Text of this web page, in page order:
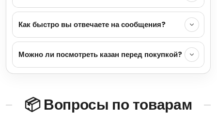
Как быстро вы отвечаете на сообщения?
Можно ли посмотреть казан перед покупкой?
📦 Вопросы по товарам